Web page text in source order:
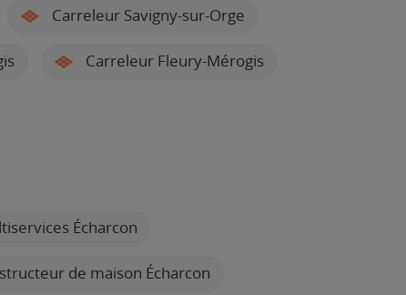
Carreleur Savigny-sur-Orge
Carreleur Fleury-Mérogis
Écharcon
de maison Écharcon